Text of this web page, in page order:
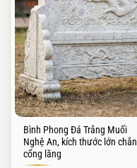
Bình Phong Đá Trắng Muối
Nghệ An, kích thước lớn chắn
cổng lăng